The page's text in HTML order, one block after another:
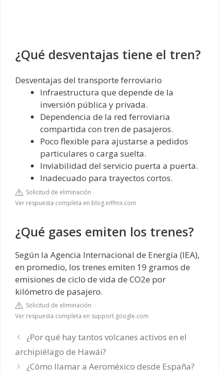
¿Qué desventajas tiene el tren?
Desventajas del transporte ferroviario
Infraestructura que depende de la
inversión pública y privada.
Dependencia de la red ferroviaria
compartida con tren de pasajeros.
Poco flexible para ajustarse a pedidos
particulares o carga suelta.
Inviabilidad del servicio puerta a puerta.
Inadecuado para trayectos cortos.
Solicitud de eliminación
Ver respuesta completa en blog.eiffmx.com
¿Qué gases emiten los trenes?
Según la Agencia Internacional de Energía (IEA),
en promedio, los trenes emiten 19 gramos de
emisiones de ciclo de vida de CO2e por
kilómetro de pasajero.
Solicitud de eliminación
Ver respuesta completa en support.google.com
¿Por qué hay tantos volcanes activos en el
archipiélago de Hawái?
¿Cómo llamar a Aeroméxico desde España?